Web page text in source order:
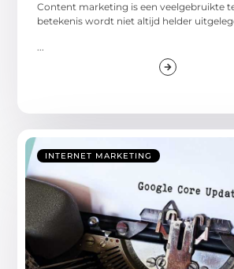
Content marketing is een veelgebruikte
betekenis wordt niet altijd helder
INTERNET MARKETING